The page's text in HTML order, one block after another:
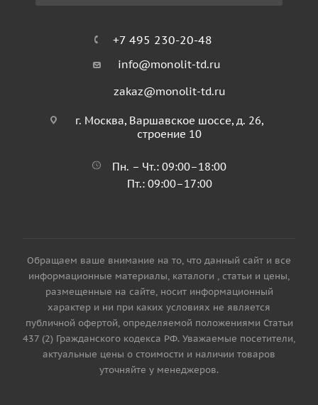
+7 495 230-20-48
info@monolit-td.ru
zakaz@monolit-td.ru
г. Москва, Варшавское шоссе, д. 26,
строение 10
Пн. – Чт.: 09:00–18:00
Пт.: 09:00–17:00
Обращаем ваше внимание на то, что данный сайт и все
информационные материалы, каталоги , статьи и цены,
размещенные на сайте, носит информационный
характер и ни при каких условиях не является
публичной офертой, определяемой положениями Статьи
437 (2) Гражданского кодекса РФ. Уважаемые посетители,
актуальные цены о стоимости и наличии товаров
уточняйте у менеджеров.